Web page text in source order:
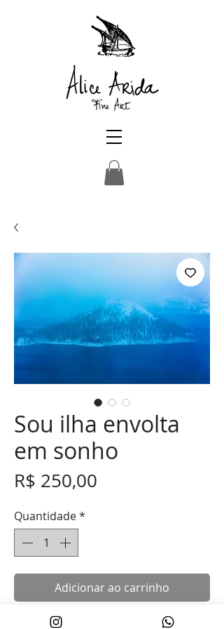
Sou ilha envolta
em sonho
R$ 250,00
Quantidade*
Adicionar ao carrinho
Sou ilga envolta em sonho